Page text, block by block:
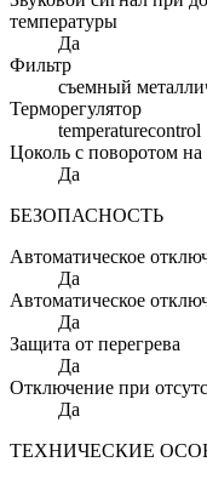
температуры
Да
Фильтр
съемный
Терморегулятор
temperaturecontrol
Цоколь с поворотом на
Да
БЕЗОПАСНОСТЬ
Автоматическое
Да
Автоматическое
Да
Защита от перегрева
Да
Отключение при
Да
ТЕХНИЧЕСКИЕ